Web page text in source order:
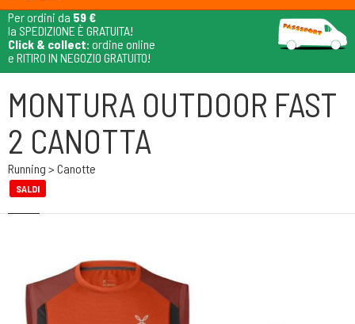
Per ordini da 59 €
la SPEDIZIONE È GRATUITA!
Click & collect: ordine online
e RITIRO IN NEGOZIO GRATUITO!
MONTURA OUTDOOR FAST
2 CANOTTA
Running > Canotte
SALDI